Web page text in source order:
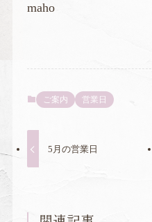
maho
ご案内 営業日
5月の営業日